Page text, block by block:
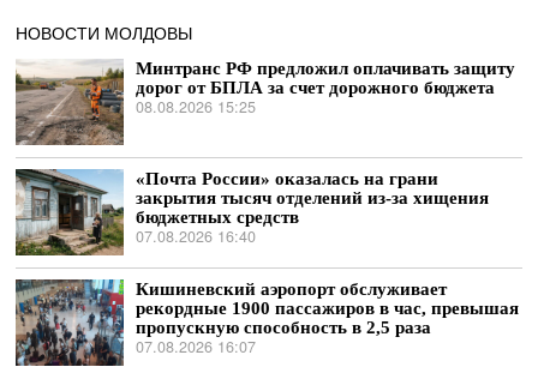
НОВОСТИ МОЛДОВЫ
Минтранс РФ предложил оплачивать защиту
дорог от БПЛА за счет дорожного бюджета
08.08.2026 15:25
«Почта России» оказалась на грани
закрытия тысяч отделений из-за хищения
бюджетных средств
07.08.2026 16:40
Кишиневский аэропорт обслуживает
рекордные 1900 пассажиров в час, превышая
пропускную способность в 2,5 раза
07.08.2026 16:07